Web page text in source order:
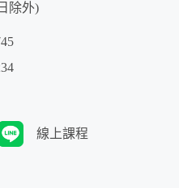
除外)
線上課程